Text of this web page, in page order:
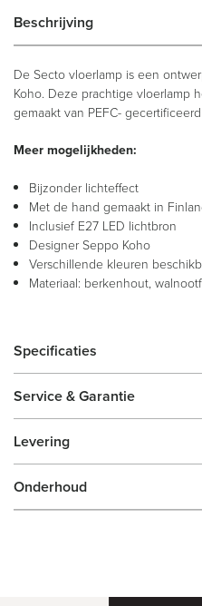
Beschrijving
De Secto vloerlamp is een
Koho. Deze prachtige vloerlamp
gemaakt van PEFC-
Meer mogelijkheden:
Bijzonder lichteffect
Met de hand gemaakt in
Inclusief E27 LED lichtbron
Designer Seppo Koho
Verschillende kleuren
Materiaal: berkenhout,
Specificaties
Service & Garantie
Levering
Onderhoud